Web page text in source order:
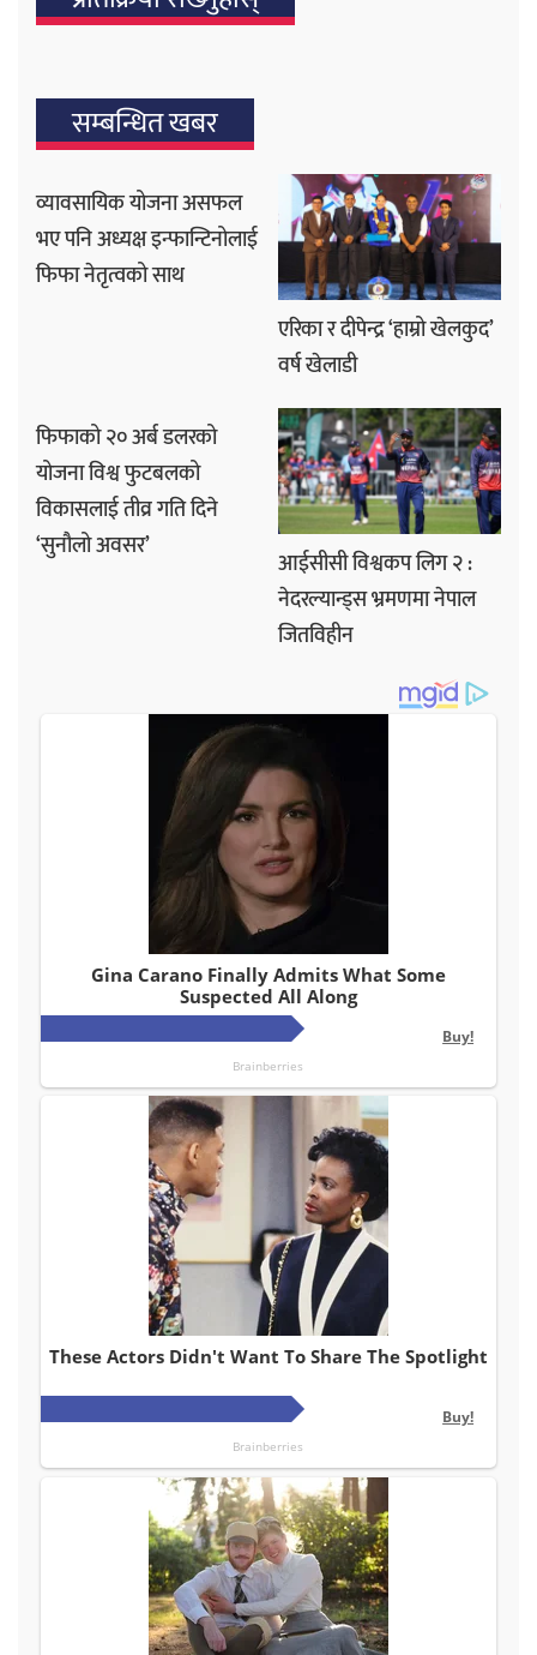
सम्बन्धित खबर
व्यावसायिक योजना असफल
भए पनि अध्यक्ष इन्फान्टिनोलाई
फिफा नेतृत्वको साथ
एरिका र दीपेन्द्र ‘हाम्रो खेलकुद’
वर्ष खेलाडी
फिफाको २० अर्ब डलरको
योजना विश्व फुटबलको
विकासलाई तीव्र गति दिने
‘सुनौलो अवसर’
आईसीसी विश्वकप लिग २ :
नेदरल्यान्ड्स भ्रमणमा नेपाल
जितविहीन